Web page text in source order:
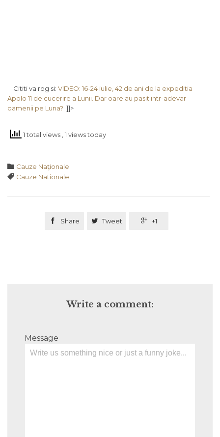
Cititi va rog si: VIDEO: 16-24 iulie, 42 de ani de la expeditia
Apolo 11 de cucerire a Lunii. Dar oare au pasit intr-adevar
oamenii pe Luna? ]]>
1 total views , 1 views today
 Category
Cauze Naţionale
 Tags
Cauze Nationale
 Share  Tweet  +1
Write a comment:
Message